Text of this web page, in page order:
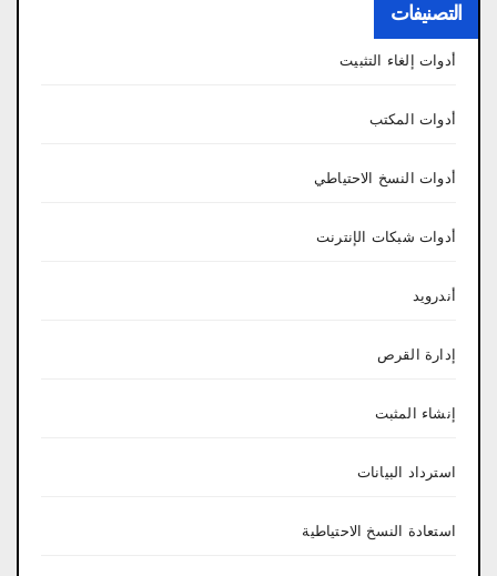
التصنيفات
أدوات إلغاء التثبيت
أدوات المكتب
أدوات النسخ الاحتياطي
أدوات شبكات الإنترنت
أندرويد
إدارة القرص
إنشاء المثبت
استرداد البيانات
استعادة النسخ الاحتياطية